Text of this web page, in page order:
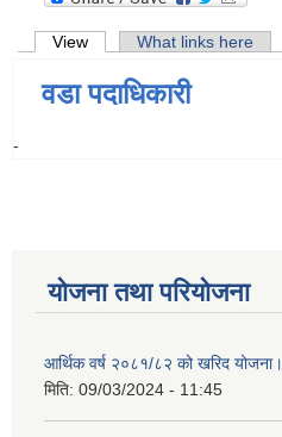
Primary tabs
View (active tab)What links here
वडा पदाधिकारी
-
योजना तथा परियोजना
आर्थिक वर्ष २०८१/८२ को खरिद योजना।
मिति: 09/03/2024 - 11:45